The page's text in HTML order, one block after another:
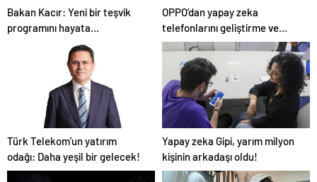
Bakan Kacır: Yeni bir teşvik
programını hayata
OPPO’dan yapay zeka
telefonlarını geliştirme ve
yaygınlaştırma sözü!
Türk Telekom’un yatırım
odağı: Daha yeşil bir gelecek!
Yapay zeka Gipi, yarım milyon
kişinin arkadaşı oldu!